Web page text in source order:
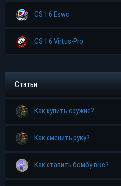
CS 1.6 Eswc
CS 1.6 Virtus-Pro
Статьи
Как купить оружие?
Как сменить руку?
Как ставить бомбу в кс?